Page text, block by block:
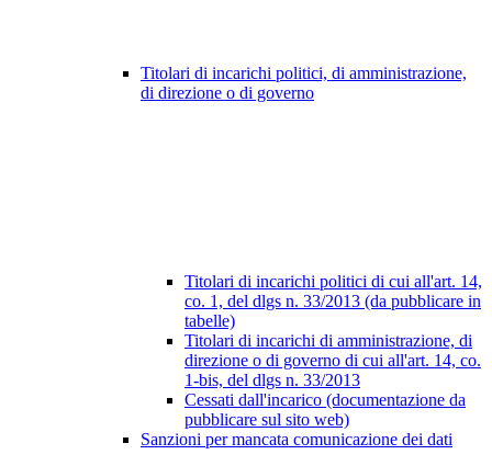
Titolari di incarichi politici, di amministrazione,
di direzione o di governo
Titolari di incarichi politici di cui all'art. 14,
co. 1, del dlgs n. 33/2013 (da pubblicare in
tabelle)
Titolari di incarichi di amministrazione, di
direzione o di governo di cui all'art. 14, co.
1-bis, del dlgs n. 33/2013
Cessati dall'incarico (documentazione da
pubblicare sul sito web)
Sanzioni per mancata comunicazione dei dati